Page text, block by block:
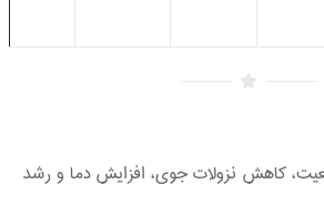
کاهش نزولات جوی، افزایش دما و رشد